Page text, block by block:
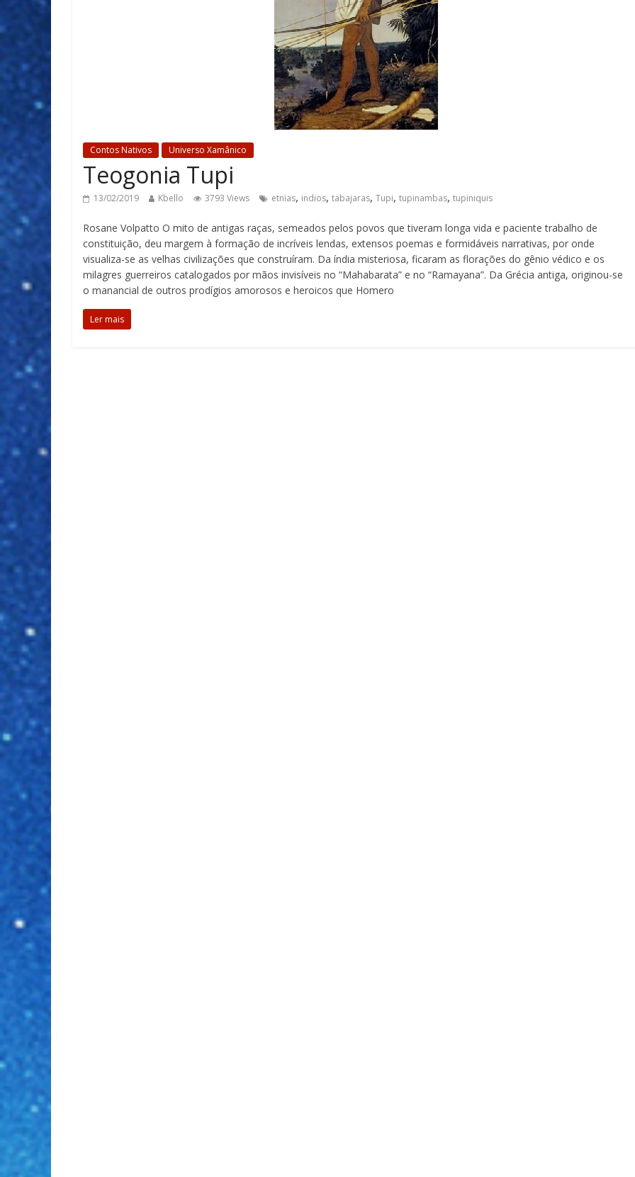
Contos Nativos Universo Xamânico
Teogonia Tupi
13/02/2019 Kbello 3793 Views etnias, indios, tabajaras, Tupi, tupinambas, tupiniquis
Rosane Volpatto O mito de antigas raças, semeados pelos povos que tiveram longa vida e paciente trabalho de
constituição, deu margem à formação de incríveis lendas, extensos poemas e formidáveis narrativas, por onde
visualiza-se as velhas civilizações que construíram. Da índia misteriosa, ficaram as florações do gênio védico e os
milagres guerreiros catalogados por mãos invisíveis no “Mahabarata” e no “Ramayana”. Da Grécia antiga, originou-se
o manancial de outros prodígios amorosos e heroicos que Homero
Ler mais